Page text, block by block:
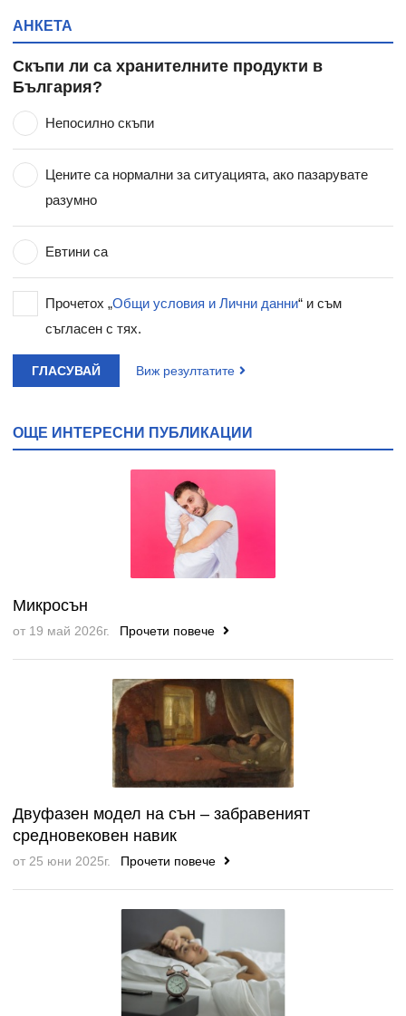
АНКЕТА
Скъпи ли са хранителните продукти в
България?
Непосилно скъпи
Цените са нормални за ситуацията, ако пазарувате
разумно
Евтини са
Прочетох „Общи условия и Лични данни“ и съм
съгласен с тях.
ГЛАСУВАЙ Виж резултатите
ОЩЕ ИНТЕРЕСНИ ПУБЛИКАЦИИ
Микросън
от 19 май 2026г. Прочети повече
Двуфазен модел на сън – забравеният
средновековен навик
от 25 юни 2025г. Прочети повече